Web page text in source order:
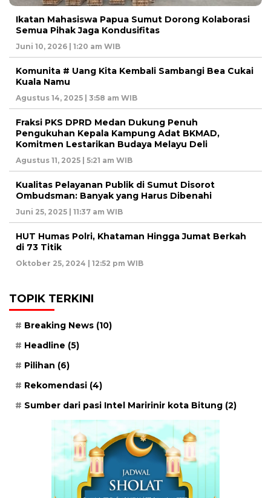
Ikatan Mahasiswa Papua Sumut Dorong Kolaborasi
Semua Pihak Jaga Kondusifitas
Juni 10, 2026 | 1:20 am WIB
Komunita # Uang Kita Kembali Sambangi Bea Cukai
Kuala Namu
Agustus 14, 2025 | 3:58 am WIB
Fraksi PKS DPRD Medan Dukung Penuh
Pengukuhan Kepala Kampung Adat BKMAD,
Komitmen Lestarikan Budaya Melayu Deli
Agustus 11, 2025 | 5:21 am WIB
Kualitas Pelayanan Publik di Sumut Disorot
Ombudsman: Banyak yang Harus Dibenahi
Juni 25, 2025 | 11:37 am WIB
HUT Humas Polri, Khataman Hingga Jumat Berkah
di 73 Titik
Oktober 25, 2024 | 12:52 pm WIB
TOPIK TERKINI
Breaking News (10)
Headline (5)
Pilihan (6)
Rekomendasi (4)
Sumber dari pasi Intel Maririnir kota Bitung (2)